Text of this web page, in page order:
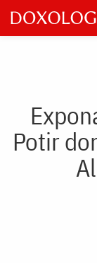
Skip
to
main
Potir